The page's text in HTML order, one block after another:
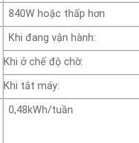
840W hoặc thấp hơn
Khi đang vận hành:
Khi ở chế độ chờ:
Khi tắt máy:
0,48kWh/tuần